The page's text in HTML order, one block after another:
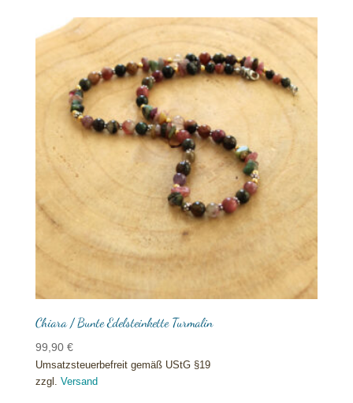
Chiara / Bunte Edelsteinkette Turmalin
99,90 €
Umsatzsteuerbefreit gemäß UStG §19
zzgl. Versand